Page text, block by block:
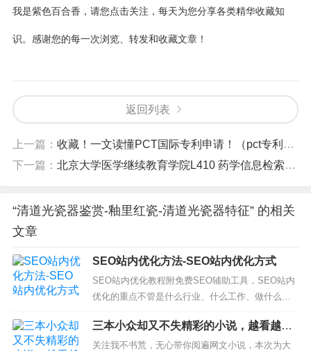
我是紫色百合香，请您点击关注，每天为您分享各类精华收藏知
识。感谢您的每一次浏览、转发和收藏文章！
返回列表
上一篇： 收藏！一文读懂PCT国际专利申请！（pct专利的国家）
下一篇： 北京大学医学继续教育学院L410 药学信息检索（北京大学医学部网络继续教育学院官网）
“清道光瓷器鉴赏-釉里红瓷-清道光瓷器特征” 的相关
文章
SEO站内优化方法-SEO站内优化方式
SEO站内优化教程附免费SEO辅助工具，SEO站内
优化的重点不管是什么行业、什么工作、做什么事
都有一个先后步骤，没有步骤的去做事只能是浪费
时间，事倍功半，往往甚至适得其反走向反向道
路，下面就来跟大家说说seo优化基本步骤由哪几方
三本小众却又不失精彩的小说，越看越上
瘾，拯救书荒的绝佳良药
关注我不书荒，无心带你阅遍网文小说，本次为大